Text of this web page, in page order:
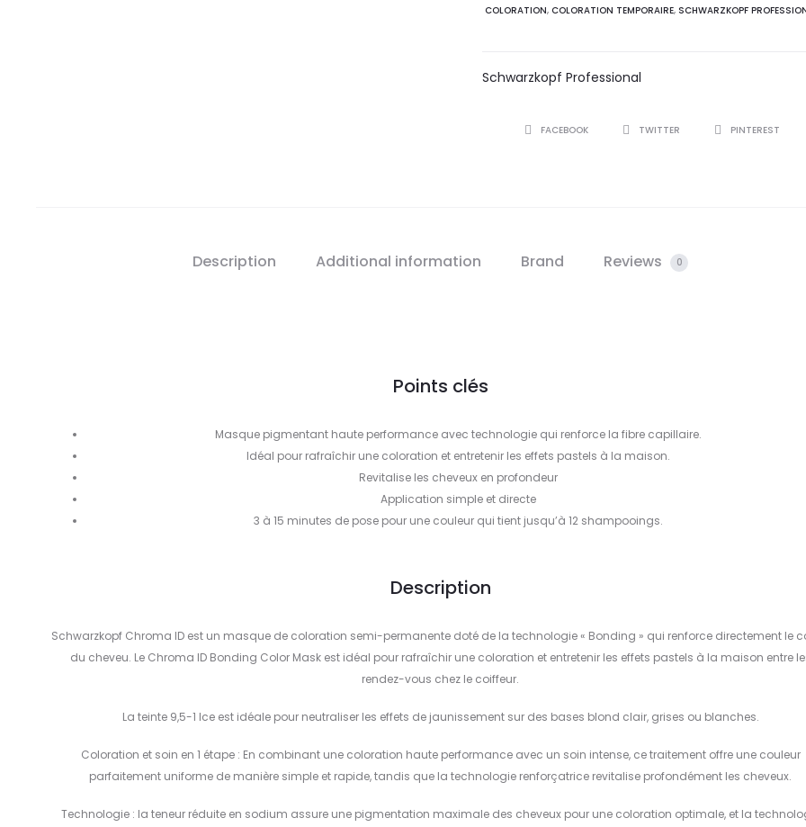
COLORATION,COLORATION TEMPORAIRE, SCHWARZKOPF
Schwarzkopf Professional
SHAREFACEBOOK TWITTER PINTEREST
Description Additional information Brand Reviews 0
Points clés
Masque pigmentant haute performance avec technologie qui renforce la fibre capillaire.
Idéal pour rafraîchir une coloration et entretenir les effets pastels à la maison.
Revitalise les cheveux en profondeur
Application simple et directe
3 à 15 minutes de pose pour une couleur qui tient jusqu’à 12 shampooings.
Description
Schwarzkopf Chroma ID est un masque de coloration semi-permanente doté de la technologie « Bonding » qui renforce directement le
du cheveu. Le Chroma ID Bonding Color Mask est idéal pour rafraîchir une coloration et entretenir les effets pastels à la maison entre
rendez-vous chez le coiffeur.
La teinte 9,5-1 Ice est idéale pour neutraliser les effets de jaunissement sur des bases blond clair, grises ou blanches.
Coloration et soin en 1 étape : En combinant une coloration haute performance avec un soin intense, ce traitement offre une couleur
parfaitement uniforme de manière simple et rapide, tandis que la technologie renforçatrice revitalise profondément les cheveux.
Technologie : la teneur réduite en sodium assure une pigmentation maximale des cheveux pour une coloration optimale, et la